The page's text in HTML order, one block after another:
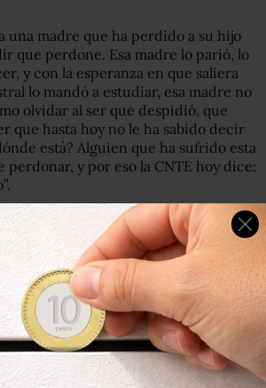
una madre que ha perdido a su hijo
que perdone. Esa madre lo parió, lo
y con la esperanza en que saliera
lo mandó a estudiar, esa madre no
olvidar al ser que despidió, que
que hasta hoy no le ha sabido decir
está? Alguien que ha sufrido esta
y por eso la CNTE hoy dice: